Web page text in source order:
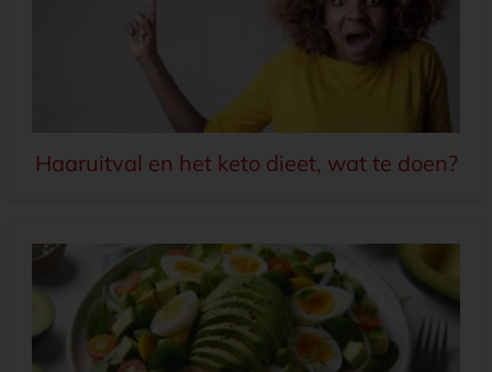
Haaruitval en het keto dieet, wat te doen?